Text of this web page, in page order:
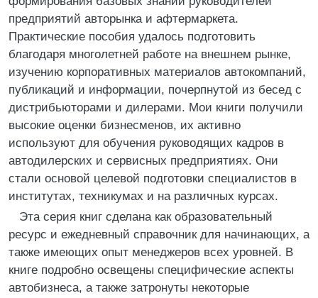
предприятий авторынка и афтермаркета.
Практические пособия удалось подготовить
благодаря многолетней работе на внешнем рынке,
изучению корпоративных материалов автокомпаний,
публикаций и информации, почерпнутой из бесед с
дистрибьюторами и дилерами. Мои книги получили
высокие оценки бизнесменов, их активно
используют для обучения руководящих кадров в
автодилерских и сервисных предприятиях. Они
стали основой целевой подготовки специалистов в
институтах, техникумах и на различных курсах.
Эта серия книг сделана как образовательный
ресурс и ежедневный справочник для начинающих, а
также имеющих опыт менеджеров всех уровней. В
книге подробно освещены специфические аспекты
автобизнеса, а также затронуты некоторые